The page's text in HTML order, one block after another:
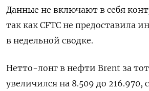
Данные не включают в ⁠себя
так как CFTC не ‌предоставила
в недельной сводке.
Нетто-лонг в нефти Brent за
увеличился на 8.‍509 ‍до